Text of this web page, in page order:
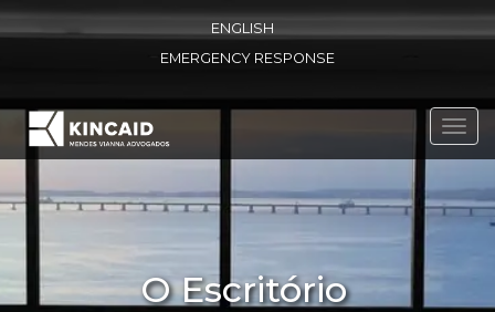
ENGLISH
EMERGENCY RESPONSE
O Escritório